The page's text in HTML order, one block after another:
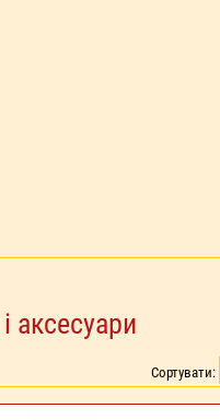
аксесуари
Сортувати: